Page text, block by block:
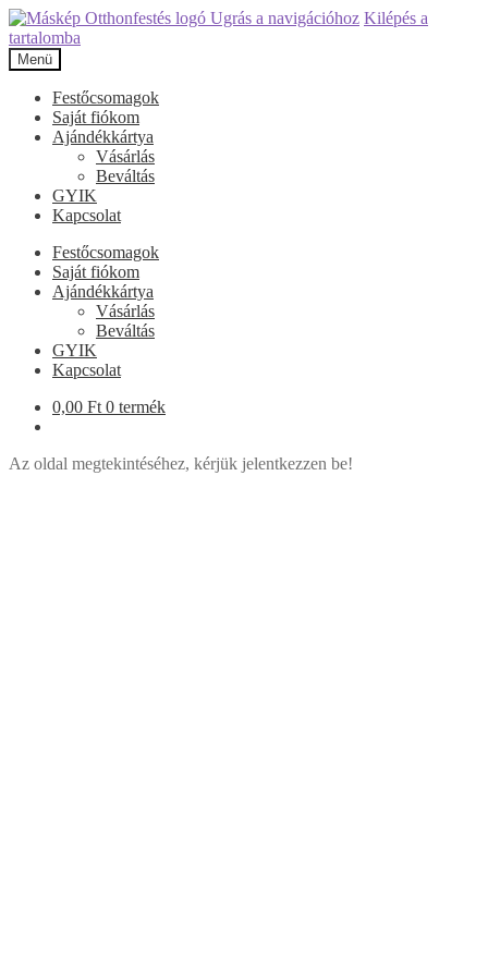
Ugrás a navigációhoz Kilépés a
tartalomba
Menü
Festőcsomagok
Saját fiókom
Ajándékkártya
Vásárlás
Beváltás
GYIK
Kapcsolat
Festőcsomagok
Saját fiókom
Ajándékkártya
Vásárlás
Beváltás
GYIK
Kapcsolat
0,00 Ft 0 termék
Az oldal megtekintéséhez, kérjük jelentkezzen be!